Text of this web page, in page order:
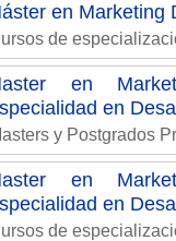
en Marketing
de
en
en
y Postgrados
en
en
de